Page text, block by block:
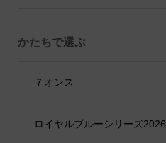
かたちで選ぶ
７オンス
ロイヤルブルーシリーズ2026